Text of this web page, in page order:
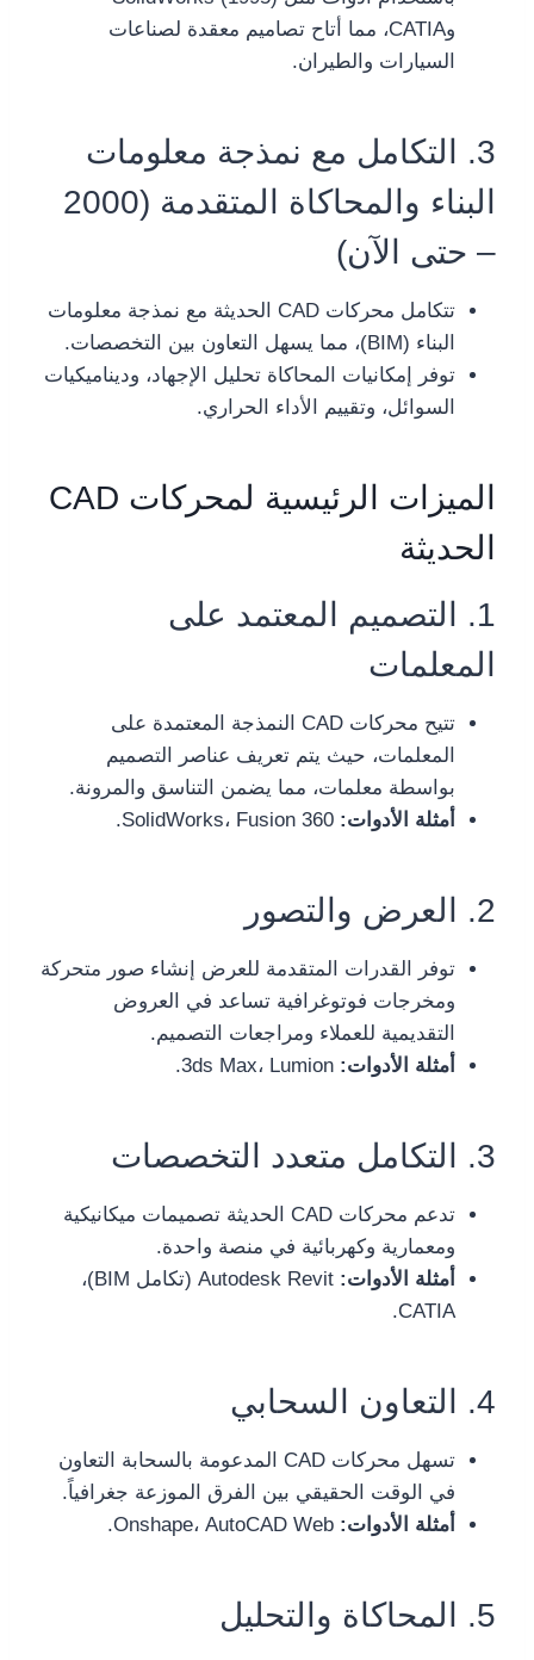
وCATIA، مما أتاح تصاميم معقدة لصناعات
السيارات والطيران.
3. التكامل مع نمذجة معلومات
البناء والمحاكاة المتقدمة (2000
– حتى الآن)
تتكامل محركات CAD الحديثة مع نمذجة معلومات
البناء (BIM)، مما يسهل التعاون بين التخصصات.
توفر إمكانيات المحاكاة تحليل الإجهاد، وديناميكيات
السوائل، وتقييم الأداء الحراري.
الميزات الرئيسية لمحركات CAD
الحديثة
1. التصميم المعتمد على
المعلمات
تتيح محركات CAD النمذجة المعتمدة على
المعلمات، حيث يتم تعريف عناصر التصميم
بواسطة معلمات، مما يضمن التناسق والمرونة.
أمثلة الأدوات:
2. العرض والتصور
توفر القدرات المتقدمة للعرض إنشاء صور متحركة
ومخرجات فوتوغرافية تساعد في العروض
التقديمية للعملاء ومراجعات التصميم.
أمثلة الأدوات:
3. التكامل متعدد التخصصات
تدعم محركات CAD الحديثة تصميمات ميكانيكية
ومعمارية وكهربائية في منصة واحدة.
أمثلة الأدوات:
Autodesk Revit (تكامل BIM)،
CATIA.
4. التعاون السحابي
تسهل محركات CAD المدعومة بالسحابة التعاون
في الوقت الحقيقي بين الفرق الموزعة جغرافياً.
أمثلة الأدوات:
5. المحاكاة والتحليل